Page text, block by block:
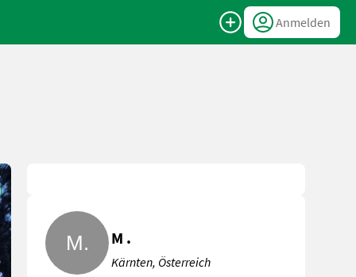
Anmelden
M .
Kärnten, Österreich